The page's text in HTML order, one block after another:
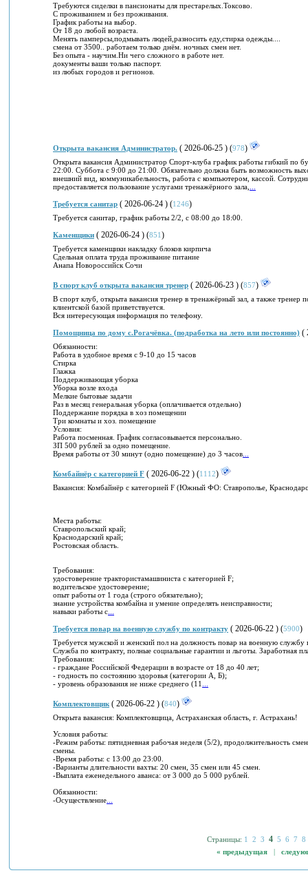
Требуются сиделки в пансионаты для престарелых.Токсово.
С проживанием и без проживания.
График работы на выбор.
От 18 до любой возраста.
Менять памперсы,подмывать людей,разносить еду,стирка одежды....
смена от 3500.. работаем только днём. ночных смен нет.
Без опыта - научим.Ни чего сложного в работе нет.
документы ваши только паспорт.
из любых городов и регионов.
Открыта вакансия Администратор. ( 2026-06-25 ) (978)
Открыта вакансия Администратор Спорт-клуба график работы гибкий по
22:00. Суббота с 9:00 до 21:00. Обязательно должна быть возможность
внешний вид, коммуникабельность, работа с компьютером, кассой.
предоставляется пользование услугами тренажёрного зала,
Требуется санитар ( 2026-06-24 ) (1246)
Требуется санитар, график работы 2/2, с 08:00 до 18:00.
Каменщики ( 2026-06-24 ) (851)
Требуется каменщики накладку блоков кирпича
Сдельная оплата труда проживание питание
Анапа Новороссийск Сочи
В спорт клуб открыта вакансия тренер ( 2026-06-23 ) (857)
В спорт клуб, открыта вакансия тренер в тренажёрный зал, а также тренер
клиентской базой приветствуется.
Вся интересующая информация по телефону.
Помощница по дому с.Рогачёвка. (подработка на лето или постоянно) (
Обязанности:
Работа в удобное время с 9-10 до 15 часов
Стирка
Глажка
Поддерживающая уборка
Уборка возле входа
Мелкие бытовые задачи
Раз в месяц генеральная уборка (оплачивается отдельно)
Поддержание порядка в хоз помещении
Три комнаты и хоз. помещение
Условия:
Работа посменная. График согласовывается персонально.
ЗП 500 рублей за одно помещение.
Время работы от 30 минут (одно помещение) до 3 часов
Комбайнёр с категорией F ( 2026-06-22 ) (1112)
Вакансия: Комбайнёр с категорией F (Южный ФО: Ставрополье,
Места работы:
Ставропольский край;
Краснодарский край;
Ростовская область.
Требования:
удостоверение трактористамашиниста с категорией F;
водительское удостоверение;
опыт работы от 1 года (строго обязательно);
знание устройства комбайна и умение определять неисправности;
навыки работы с
Требуется повар на военную службу по контракту ( 2026-06-22 ) (5900)
Требуется мужской и женский пол на должность повар на военную службу
Служба по контракту, полные социальные гарантии и льготы. Заработная
Требования:
- граждане Российской Федерации в возрасте от 18 до 40 лет;
- годность по состоянию здоровья (категории А, Б);
- уровень образования не ниже среднего (11
Комплектовщик( 2026-06-22 ) (840)
Открыта вакансия: Комплектовщица, Астраханская область, г. Астрахань!
Условия работы:
-Режим работы: пятидневная рабочая неделя (5/2), продолжительность
смены.
-Время работы: с 13:00 до 23:00.
-Варианты длительности вахты: 20 смен, 35 смен или 45 смен.
-Выплата еженедельного аванса: от 3 000 до 5 000 рублей.
Обязанности:
-Осуществление
Страницы: 1 2 3 4 5 6 7 8
« предыдущая |